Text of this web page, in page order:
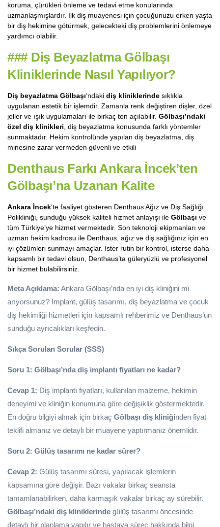
koruma, çürükleri önleme ve tedavi etme konularında
uzmanlaşmışlardır. İlk diş muayenesi için çocuğunuzu erken yaşta
bir diş hekimine götürmek, gelecekteki diş problemlerini önlemeye
yardımcı olabilir.
### Diş Beyazlatma Gölbaşı
Kliniklerinde Nasıl Yapılıyor?
Diş beyazlatma Gölbaşı‘ndaki diş kliniklerinde sıklıkla
uygulanan estetik bir işlemdir. Zamanla renk değiştiren dişler, özel
jeller ve ışık uygulamaları ile birkaç ton açılabilir. Gölbaşı’ndaki
özel diş klinikleri , diş beyazlatma konusunda farklı yöntemler
sunmaktadır. Hekim kontrolünde yapılan diş beyazlatma, diş
minesine zarar vermeden güvenli ve etkili
Denthaus Farkı Ankara İncek’ten
Gölbaşı’na Uzanan Kalite
Ankara İncek‘te faaliyet gösteren Denthaus Ağız ve Diş Sağlığı
Polikliniği, sunduğu yüksek kaliteli hizmet anlayışı ile Gölbaşı ve
tüm Türkiye’ye hizmet vermektedir. Son teknoloji ekipmanları ve
uzman hekim kadrosu ile Denthaus, ağız ve diş sağlığınız için en
iyi çözümleri sunmayı amaçlar. İster rutin bir kontrol, isterse daha
kapsamlı bir tedavi olsun, Denthaus’ta güleryüzlü ve profesyonel
bir hizmet bulabilirsiniz.
Meta Açıklama: Ankara Gölbaşı’nda en iyi diş kliniğini mi
arıyorsunuz? İmplant, gülüş tasarımı, diş beyazlatma ve çocuk
diş hekimliği hizmetleri için kapsamlı rehberimiz ve Denthaus’un
sunduğu ayrıcalıkları keşfedin.
Sıkça Sorulan Sorular (SSS)
Soru 1: Gölbaşı’nda diş implantı fiyatları ne kadar?
Cevap 1: Diş implantı fiyatları, kullanılan malzeme, hekimin
deneyimi ve kliniğin konumuna göre değişiklik göstermektedir.
En doğru bilgiyi almak için birkaç Gölbaşı diş kliniğinden fiyat
teklifi almanız ve detaylı bir muayene yaptırmanız önemlidir.
Soru 2: Gülüş tasarımı ne kadar sürer?
Cevap 2: Gülüş tasarımı süresi, yapılacak işlemlerin
kapsamına göre değişir. Bazı vakalar birkaç seansta
tamamlanabilirken, daha karmaşık vakalar birkaç ay sürebilir.
Gölbaşı’ndaki diş kliniklerinde gülüş tasarımı öncesinde
detaylı bir planlama yapılır ve hastaya süreç hakkında bilgi